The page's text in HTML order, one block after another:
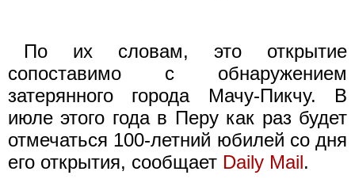
По их словам, это открытие
сопоставимо с обнаружением
затерянного города Мачу-Пикчу. В
июле этого года в Перу как раз будет
отмечаться 100-летний юбилей со дня
его открытия, сообщает Daily Mail.